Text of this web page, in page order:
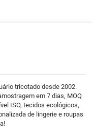
tricotado desde 2002.
em 7 dias, MOQ
ISO, tecidos ecológicos,
de lingerie e roupas